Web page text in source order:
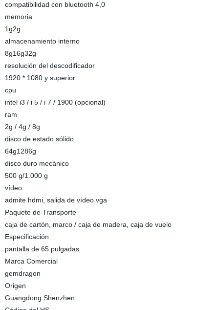
compatibilidad con bluetooth 4,0
memoria
1g2g
almacenamiento interno
8g16g32g
resolución del descodificador
1920 * 1080 y superior
cpu
intel i3 / i 5 / i 7 / 1900 (opcional)
ram
2g / 4g / 8g
disco de estado sólido
64g1286g
disco duro mecánico
500 g/1.000 g
vídeo
admite hdmi, salida de vídeo vga
Paquete de Transporte
caja de cartón, marco / caja de madera, caja de vuelo
Especificación
pantalla de 65 pulgadas
Marca Comercial
gemdragon
Origen
Guangdong Shenzhen